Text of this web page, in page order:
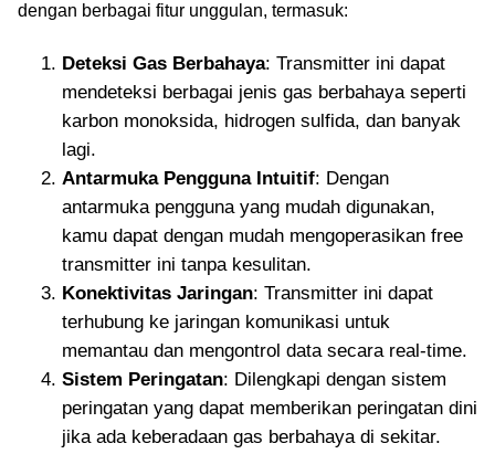
dengan berbagai fitur unggulan, termasuk:
Deteksi Gas Berbahaya: Transmitter ini dapat
mendeteksi berbagai jenis gas berbahaya seperti
karbon monoksida, hidrogen sulfida, dan banyak
lagi.
Antarmuka Pengguna Intuitif: Dengan
antarmuka pengguna yang mudah digunakan,
kamu dapat dengan mudah mengoperasikan free
transmitter ini tanpa kesulitan.
Konektivitas Jaringan: Transmitter ini dapat
terhubung ke jaringan komunikasi untuk
memantau dan mengontrol data secara real-time.
Sistem Peringatan: Dilengkapi dengan sistem
peringatan yang dapat memberikan peringatan dini
jika ada keberadaan gas berbahaya di sekitar.